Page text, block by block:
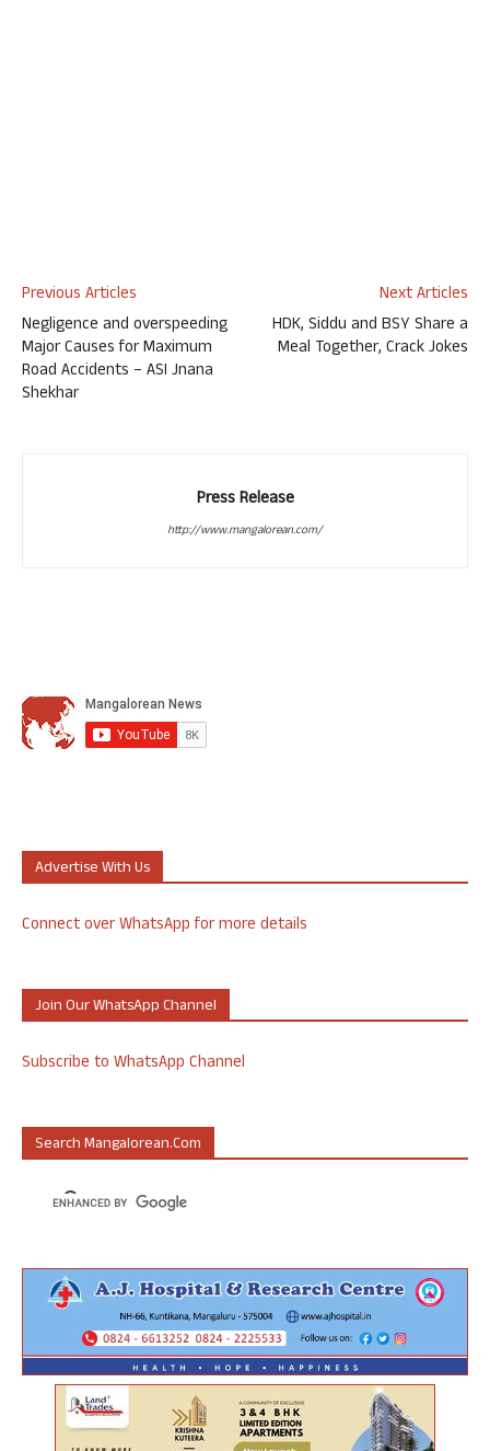
Previous Articles
Negligence and overspeeding
Major Causes for Maximum
Road Accidents – ASI Jnana
Shekhar
Next Articles
HDK, Siddu and BSY Share a
Meal Together, Crack Jokes
Press Release
http://www.mangalorean.com/
Advertise With Us
Connect over WhatsApp for more details
Join Our WhatsApp Channel
Subscribe to WhatsApp Channel
Search Mangalorean.com